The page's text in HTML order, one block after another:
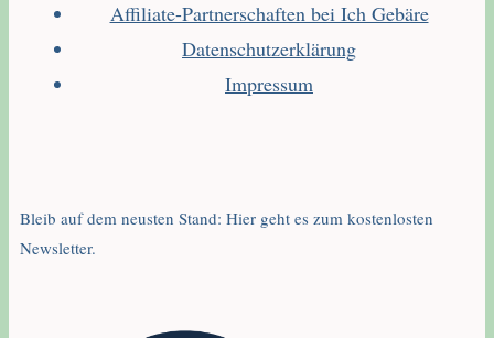
Affiliate-Partnerschaften bei Ich Gebäre
Datenschutzerklärung
Impressum
Bleib auf dem neusten Stand: Hier geht es zum kostenlosten
Newsletter.